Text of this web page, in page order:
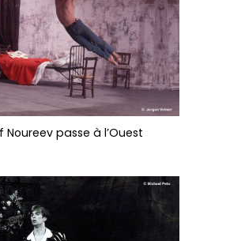
Noureev passe à l’Ouest